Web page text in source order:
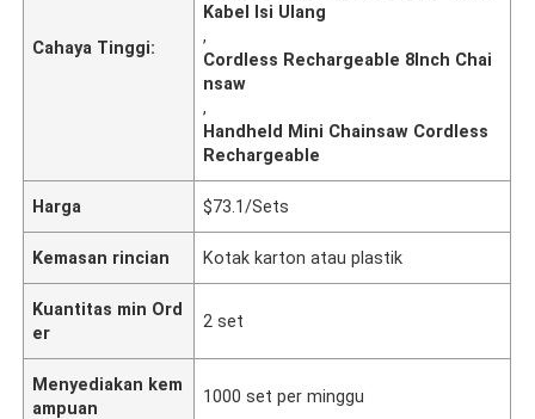
Cahaya Tinggi:
Kabel Isi Ulang
,
Cordless Rechargeable 8Inch Chai
nsaw
,
Handheld Mini Chainsaw Cordless
Rechargeable
Harga $73.1/Sets
Kemasan rincian Kotak karton atau plastik
Kuantitas min Ord
er
2 set
Menyediakan kem
ampuan
1000 set per minggu